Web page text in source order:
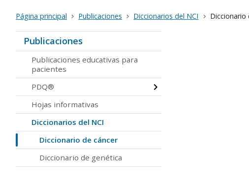
Página principal Publicaciones Diccionarios del NCI Diccionario
Publicaciones
Publicaciones educativas para
pacientes
PDQ®
Hojas informativas
Diccionarios del NCI
Diccionario de cáncer
Diccionario de genética